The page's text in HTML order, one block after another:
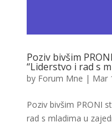
Poziv bivšim
“Liderstvo i rad s
by Forum Mne | Mar
Poziv bivšim PRONI
rad s mladima u